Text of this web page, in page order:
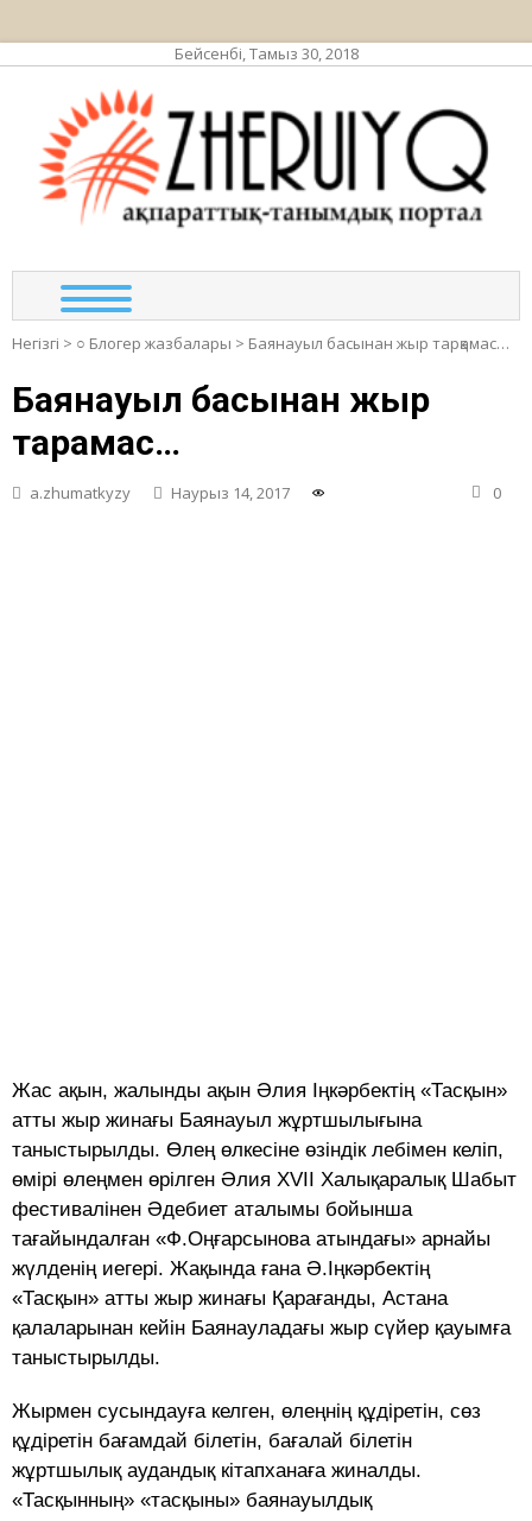
Бейсенбі, Тамыз 30, 2018
Негізгі > ○ Блогер жазбалары > Баянауыл басынан жыр тарқамас…
Баянауыл басынан жыр
тарқамас…
a.zhumatkyzy Наурыз 14, 2017 0
Жас ақын, жалынды ақын Әлия Іңкәрбектің «Тасқын»
атты жыр жинағы Баянауыл жұртшылығына
таныстырылды. Өлең өлкесіне өзіндік лебімен келіп,
өмірі өлеңмен өрілген Әлия XVII Халықаралық Шабыт
фестивалінен Әдебиет аталымы бойынша
тағайындалған «Ф.Оңғарсынова атындағы» арнайы
жүлденің иегері. Жақында ғана Ә.Іңкәрбектің
«Тасқын» атты жыр жинағы Қарағанды, Астана
қалаларынан кейін Баянауладағы жыр сүйер қауымға
таныстырылды.
Жырмен сусындауға келген, өлеңнің құдіретін, сөз
құдіретін бағамдай білетін, бағалай білетін
жұртшылық аудандық кітапханаға жиналды.
«Тасқынның» «тасқыны» баянауылдық